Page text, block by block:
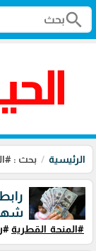
search
الرئيسية بحث :
شهر1 الآن تم
#المنحة_القطرية